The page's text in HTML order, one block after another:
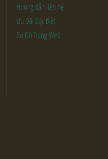
Hướng dẫn liên hệ
Ưu Đãi Đặc Biệt
Sơ Đồ Trang Web